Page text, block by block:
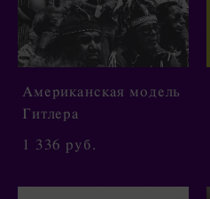
Американская модель
Гитлера
1 336 pуб.